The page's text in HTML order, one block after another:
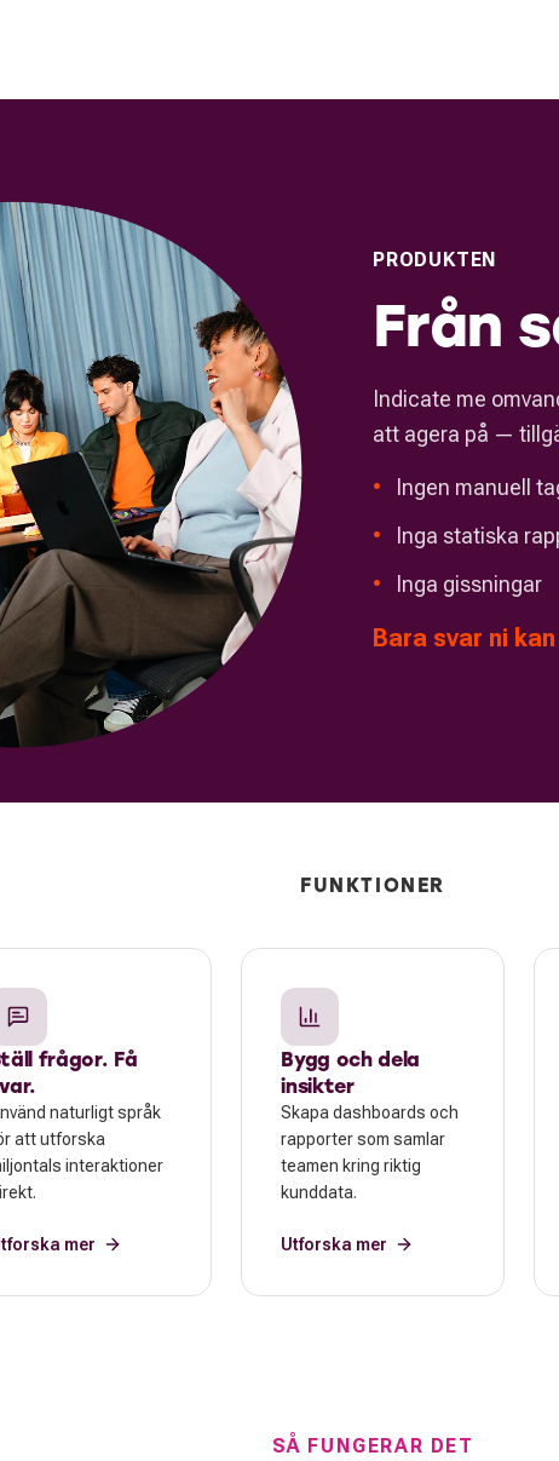
PRODUKTEN
Från
Indicate me
att agera på —
•
Ingen manuell
•
Inga statiska
•
Inga gissningar
Bara svar ni
FUNKTIONER
frågor. Få
naturligt språk
att utforska
interaktioner
mer
Bygg och dela
insikter
Skapa dashboards och
rapporter som samlar
teamen kring riktig
kunddata.
Utforska mer
SÅ FUNGERAR DET